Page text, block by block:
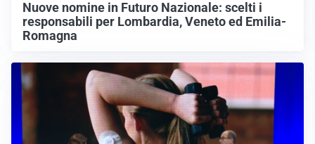
Nuove nomine in Futuro Nazionale: scelti i
responsabili per Lombardia, Veneto ed Emilia-
Romagna